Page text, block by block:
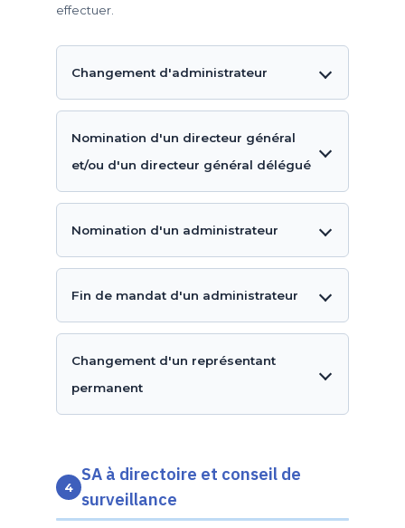
effectuer.
Changement d'administrateur
Nomination d'un directeur général
et/ou d'un directeur général délégué
Nomination d'un administrateur
Fin de mandat d'un administrateur
Changement d'un représentant
permanent
4
SA à directoire et conseil de
surveillance